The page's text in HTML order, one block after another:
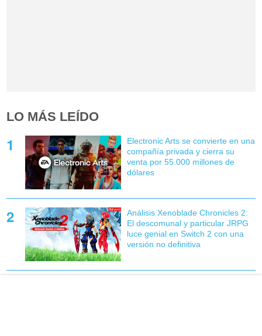
LO MÁS LEÍDO
Electronic Arts se convierte en una
compañía privada y cierra su
venta por 55.000 millones de
dólares
Análisis Xenoblade Chronicles 2:
El descomunal y particular JRPG
luce genial en Switch 2 con una
versión no definitiva